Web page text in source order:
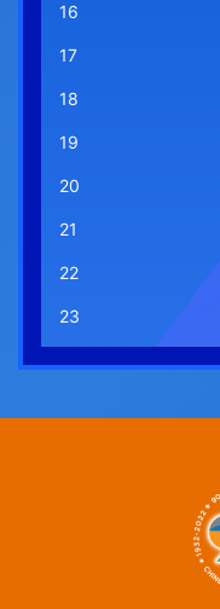
16
17
18
19
20
21
22
23